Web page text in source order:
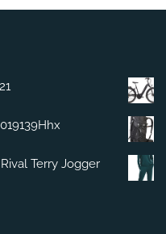
Terry Jogger